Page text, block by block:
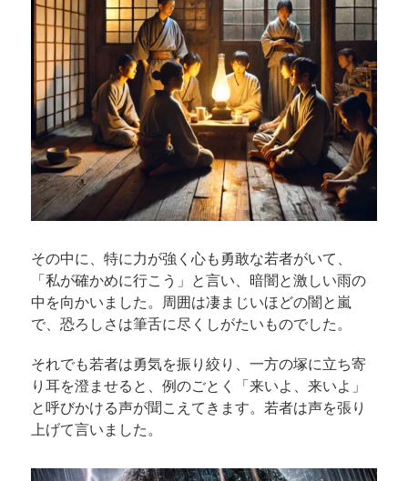
その中に、特に力が強く心も勇敢な若者がいて、
「私が確かめに行こう」と言い、暗闇と激しい雨の
中を向かいました。周囲は凄まじいほどの闇と嵐
で、恐ろしさは筆舌に尽くしがたいものでした。
それでも若者は勇気を振り絞り、一方の塚に立ち寄
り耳を澄ませると、例のごとく「来いよ、来いよ」
と呼びかける声が聞こえてきます。若者は声を張り
上げて言いました。